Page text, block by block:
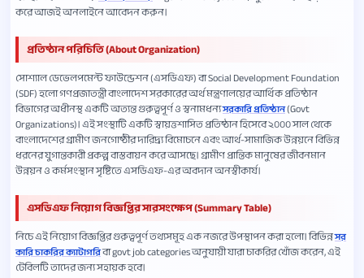
করে আজই অনলাইনে আবেদন করুন।
প্রতিষ্ঠান পরিচিতি (About Organization)
সোশ্যাল ডেভেলপমেন্ট ফাউন্ডেশন (এসডিএফ) বা Social Development Foundation
(SDF) হলো গণপ্রজাতন্ত্রী বাংলাদেশ সরকারের অর্থ মন্ত্রণালয়ের আর্থিক প্রতিষ্ঠান
বিভাগের অধীনস্থ একটি অত্যন্ত গুরুত্বপূর্ণ ও স্বনামধন্যসরকারি প্রতিষ্ঠান(Govt
Organizations)। এই সংস্থাটি একটি স্বায়ত্তশাসিত প্রতিষ্ঠান হিসেবে ২০০০ সাল থেকে
বাংলাদেশের গ্রামীণ জনগোষ্ঠীর দারিদ্র্য বিমোচনে এবং আর্থ-সামাজিক উন্নয়নে বিভিন্ন
ধরনের যুগান্তকারী প্রকল্প বাস্তবায়ন করে আসছে। গ্রামীণ প্রান্তিক মানুষের জীবনমান
উন্নয়ন ও কর্মসংস্থান সৃষ্টিতে এসডিএফ-এর অবদান অনস্বীকার্য।
এসডিএফ নিয়োগ বিজ্ঞপ্তির সারসংক্ষেপ (Summary Table)
নিচে এই নিয়োগ বিজ্ঞপ্তির গুরুত্বপূর্ণ তথ্যসমূহ এক নজরে উপস্থাপন করা হলো। বিভিন্নসর
কারি চাকরির ক্যাটাগরিবা govt job categories অনুযায়ী যারা চাকরির খোঁজ করেন, এই
টেবিলটি তাদের জন্য সহায়ক হবে।